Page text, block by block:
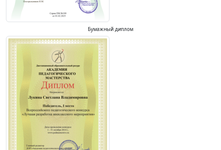
Бумажный диплом